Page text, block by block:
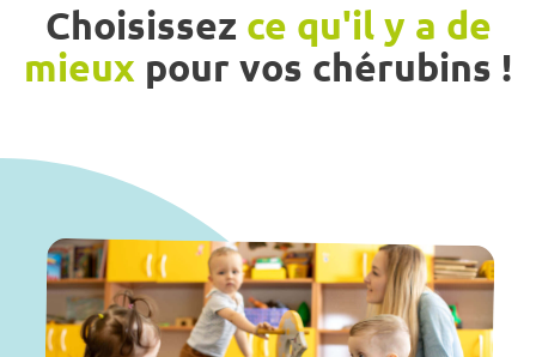
Choisissez ce qu'il y a de
mieux pour vos chérubins !